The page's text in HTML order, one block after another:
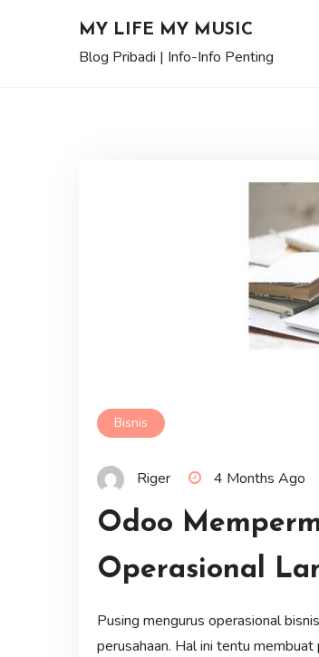
MY LIFE MY MUSIC
Blog Pribadi | Info-Info Penting
Bisnis
Riger 4 Months Ago
Odoo
Operasional
Pusing mengurus operasional
perusahaan. Hal ini tentu